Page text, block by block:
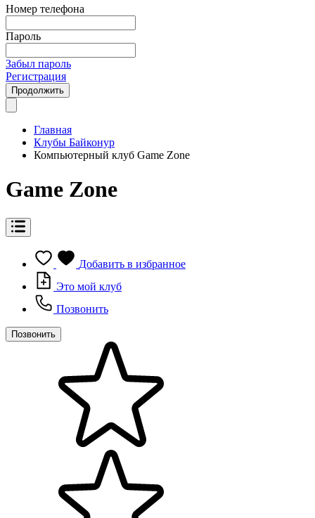
Номер телефона
Пароль
Забыл пароль
Регистрация
Продолжить
Главная
Клубы Байконур
Компьютерный клуб Game Zone
Game Zone
Добавить в избранное
Это мой клуб
Позвонить
Позвонить